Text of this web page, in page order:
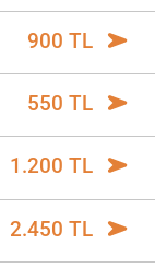
900 TL
550 TL
1.200 TL
2.450 TL